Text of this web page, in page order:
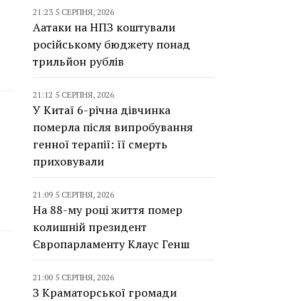
21:23 5 СЕРПНЯ, 2026
Аатаки на НПЗ коштували
російському бюджету понад
трильйон рублів
21:12 5 СЕРПНЯ, 2026
У Китаї 6-річна дівчинка
померла після випробування
генної терапії: її смерть
приховували
21:09 5 СЕРПНЯ, 2026
На 88-му році життя помер
колишній президент
Європарламенту Клаус Генш
21:00 5 СЕРПНЯ, 2026
З Краматорської громади